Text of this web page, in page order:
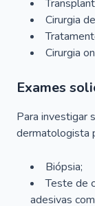
Cirurgia
Cirurgia
Exames
Para investigar
dermatologista
Biópsia;
Teste de
adesivas